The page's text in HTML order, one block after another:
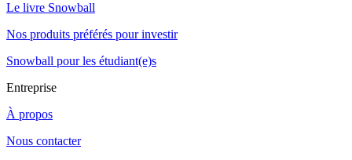
Le livre Snowball
Nos produits préférés pour investir
Snowball pour les étudiant(e)s
Entreprise
À propos
Nous contacter